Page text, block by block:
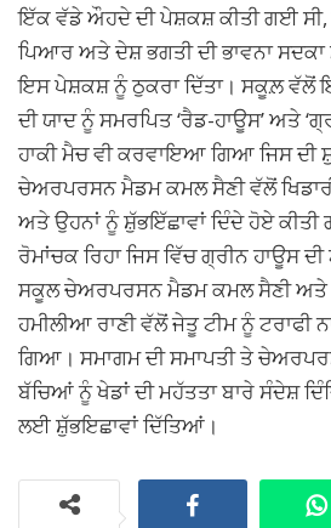
ਇੱਕ ਵੱਡੇ ਔਹਦੇ ਦੀ ਪੇਸ਼ਕਸ਼ ਕੀਤੀ ਗਈ
ਪਿਆਰ ਅਤੇ ਦੇਸ਼ ਭਗਤੀ ਦੀ ਭਾਵਨਾ
ਇਸ ਪੇਸ਼ਕਸ਼ ਨੂੰ ਠੁਕਰਾ ਦਿੱਤਾ। ਸਕੂਲ਼
ਦੀ ਯਾਦ ਨੂੰ ਸਮਰਪਿਤ ‘ਰੈਡ-ਹਾਊਸ’ ਅਤੇ
ਹਾਕੀ ਮੈਚ ਵੀ ਕਰਵਾਇਆ ਗਿਆ ਜਿਸ
ਚੇਅਰਪਰਸਨ ਮੈਡਮ ਕਮਲ ਸੈਣੀ ਵੱਲੋਂ
ਅਤੇ ਉਹਨਾਂ ਨੂੰ ਸ਼ੁੱਭਇੱਛਾਵਾਂ ਦਿੰਦੇ ਹੋਏ
ਰੋਮਾਂਚਕ ਰਿਹਾ ਜਿਸ ਵਿੱਚ ਗ੍ਰੀਨ ਹਾਊਸ
ਸਕੂਲ ਚੇਅਰਪਰਸਨ ਮੈਡਮ ਕਮਲ ਸੈਣੀ ਅਤੇ
ਹਮੀਲੀਆ ਰਾਣੀ ਵੱਲੋਂ ਜੇਤੂ ਟੀਮ ਨੂੰ ਟਰਾਫੀ
ਗਿਆ। ਸਮਾਗਮ ਦੀ ਸਮਾਪਤੀ ਤੇ
ਬੱਚਿਆਂ ਨੂੰ ਖੇਡਾਂ ਦੀ ਮਹੱਤਤਾ ਬਾਰੇ ਸੰਦੇਸ਼
ਲਈ ਸ਼ੁੱਭਇਛਾਵਾਂ ਦਿੱਤਿਆਂ।